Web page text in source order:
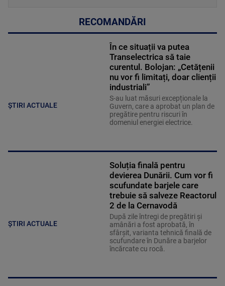
RECOMANDĂRI
ȘTIRI ACTUALE
În ce situații va putea
Transelectrica să taie
curentul. Bolojan: „Cetățenii
nu vor fi limitați, doar clienții
industriali”
S-au luat măsuri excepționale la
Guvern, care a aprobat un plan de
pregătire pentru riscuri în
domeniul energiei electrice.
ȘTIRI ACTUALE
Soluția finală pentru
devierea Dunării. Cum vor fi
scufundate barjele care
trebuie să salveze Reactorul
2 de la Cernavodă
După zile întregi de pregătiri și
amânări a fost aprobată, în
sfârșit, varianta tehnică finală de
scufundare în Dunăre a barjelor
încărcate cu rocă.